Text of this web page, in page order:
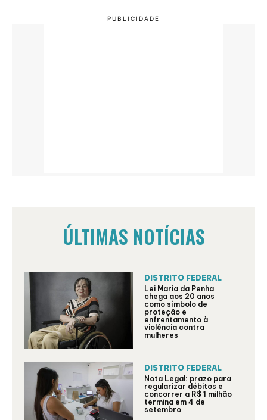
ÚLTIMAS NOTÍCIAS
DISTRITO FEDERAL
Lei Maria da Penha
chega aos 20 anos
como símbolo de
proteção e
enfrentamento à
violência contra
mulheres
DISTRITO FEDERAL
Nota Legal: prazo para
regularizar débitos e
concorrer a R$ 1 milhão
termina em 4 de
setembro